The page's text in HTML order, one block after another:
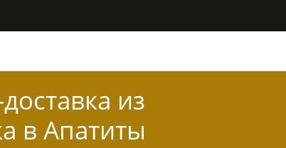
из
в Апатиты